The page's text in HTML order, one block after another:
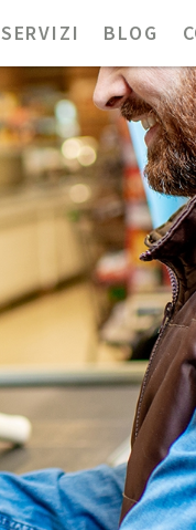
SERVIZI BLOG